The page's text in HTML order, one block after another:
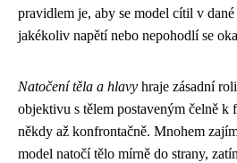
pravidlem je, aby se model cítil v
jakékoliv napětí nebo nepohodlí se
Natočení těla a hlavy hraje zásadní
objektivu s tělem postaveným čelně k
někdy až konfrontačně. Mnohem
model natočí tělo mírně do strany,